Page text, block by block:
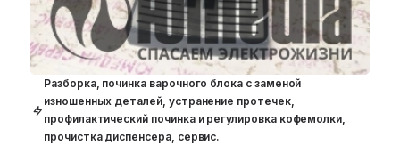
Разборка, починка варочного блока с заменой
изношенных деталей, устранение протечек,
профилактический починка и регулировка кофемолки,
прочистка диспенсера, сервис.